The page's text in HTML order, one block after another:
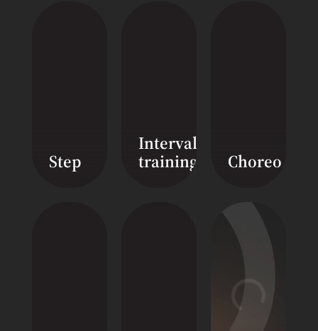
Step
Interval
training Choreo